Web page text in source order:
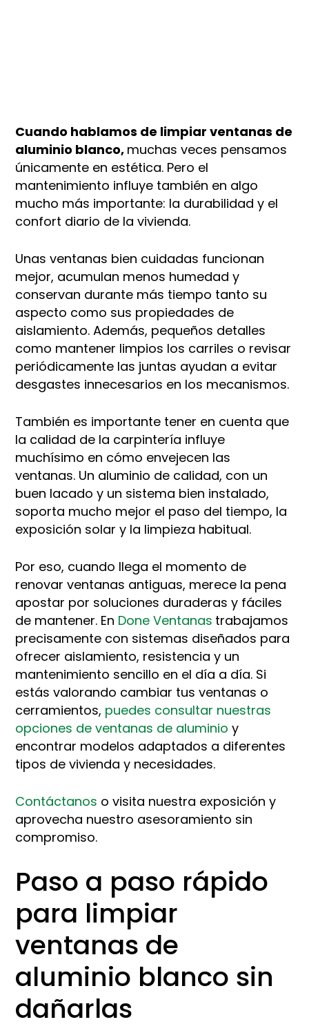
Cuando hablamos de limpiar ventanas de
aluminio blanco, muchas veces pensamos
únicamente en estética. Pero el
mantenimiento influye también en algo
mucho más importante: la durabilidad y el
confort diario de la vivienda.
Unas ventanas bien cuidadas funcionan
mejor, acumulan menos humedad y
conservan durante más tiempo tanto su
aspecto como sus propiedades de
aislamiento. Además, pequeños detalles
como mantener limpios los carriles o revisar
periódicamente las juntas ayudan a evitar
desgastes innecesarios en los mecanismos.
También es importante tener en cuenta que
la calidad de la carpintería influye
muchísimo en cómo envejecen las
ventanas. Un aluminio de calidad, con un
buen lacado y un sistema bien instalado,
soporta mucho mejor el paso del tiempo, la
exposición solar y la limpieza habitual.
Por eso, cuando llega el momento de
renovar ventanas antiguas, merece la pena
apostar por soluciones duraderas y fáciles
de mantener. En Done Ventanas trabajamos
precisamente con sistemas diseñados para
ofrecer aislamiento, resistencia y un
mantenimiento sencillo en el día a día. Si
estás valorando cambiar tus ventanas o
cerramientos, puedes consultar nuestras
opciones de ventanas de aluminio y
encontrar modelos adaptados a diferentes
tipos de vivienda y necesidades.
Contáctanos o visita nuestra exposición y
aprovecha nuestro asesoramiento sin
compromiso.
Paso a paso rápido
para limpiar
ventanas de
aluminio blanco sin
dañarlas